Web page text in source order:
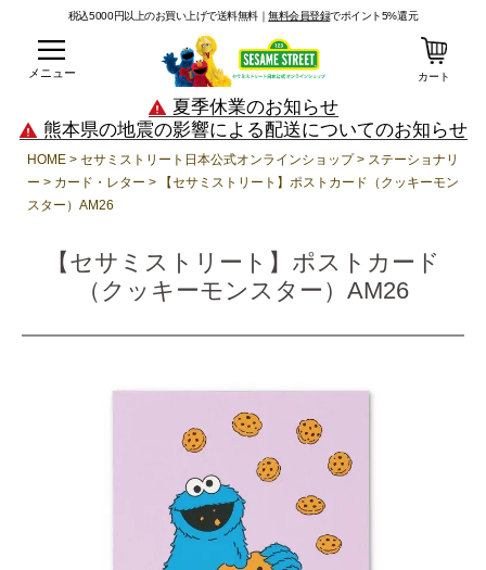
税込5000円以上のお買い上げで送料無料｜無料会員登録でポイント5%還元
メニュー カート
夏季休業のお知らせ
熊本県の地震の影響による配送についてのお知らせ
HOME セサミストリート日本公式オンラインショップ
ステーショナリ
ー
カード・レター
【セサミストリート】ポストカード（クッキーモン
スター）AM26
【セサミストリート】ポストカード
（クッキーモンスター）AM26